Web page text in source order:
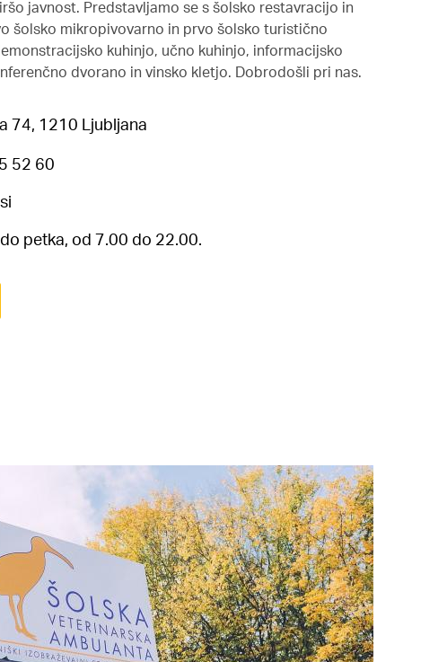
javnost. Predstavljamo se s šolsko restavracijo in
šolsko mikropivovarno in prvo šolsko turistično
kuhinjo, učno kuhinjo, informacijsko
dvorano in vinsko kletjo. Dobrodošli pri nas.
74, 1210 Ljubljana
52 60
petka, od 7.00 do 22.00.